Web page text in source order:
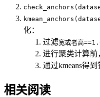
化：
过滤宽或者高
进行聚类计算前
通过kmeans得
相关阅读